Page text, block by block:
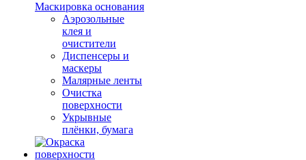
Маскировка основания
Аэрозольные
клея и
очистители
Диспенсеры и
маскеры
Малярные ленты
Очистка
поверхности
Укрывные
плёнки, бумага